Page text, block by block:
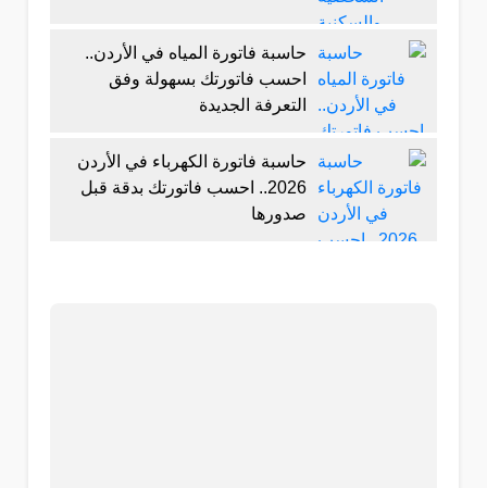
حاسبة فاتورة المياه في الأردن..
احسب فاتورتك بسهولة وفق
التعرفة الجديدة
حاسبة فاتورة الكهرباء في الأردن
2026.. احسب فاتورتك بدقة قبل
صدورها